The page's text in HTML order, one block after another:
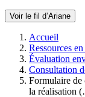
Voir le fil d’Ariane
Accueil
Ressources
Évaluation
Consultation
Formulaire de
la réalisation